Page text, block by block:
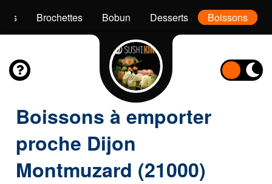
Brochettes Bobun Desserts Boissons
Boissons à emporter
proche Dijon
Montmuzard (21000)